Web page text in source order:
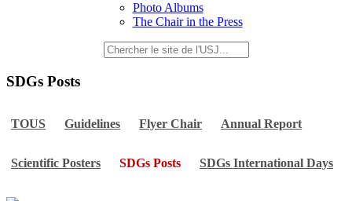
Photo Albums
The Chair in the Press
SDGs Posts
TOUS Guidelines Flyer Chair Annual Report
Scientific Posters SDGs Posts SDGs International Days